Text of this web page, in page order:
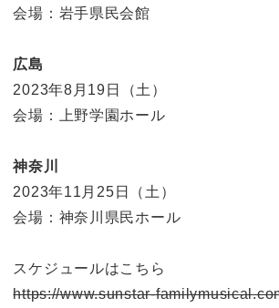
会場：岩手県民会館
広島
2023年8月19日（土）
会場：上野学園ホール
神奈川
2023年11月25日（土）
会場：神奈川県民ホール
スケジュールはこちら
https://www.sunstar-